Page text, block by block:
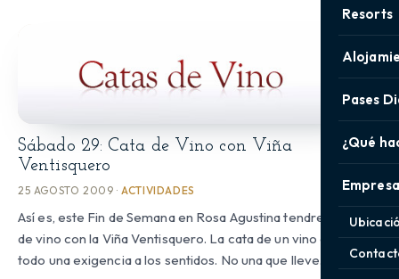
Resorts
Pases
¿Qué
Sábado 29: Cata de Vino con Viña
Ventisquero
25 AGOSTO 2009 ·ACTIVIDADES
Así es, este Fin de Semana en Rosa Agustina tendremos cata
de vino con la Viña Ventisquero. La cata de un vino es ante
todo una exigencia a los sentidos. No una que lleve…